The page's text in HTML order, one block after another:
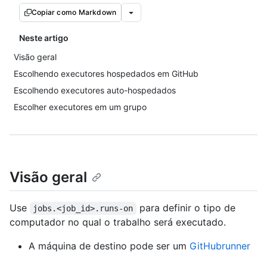
Copiar como Markdown
Neste artigo
Visão geral
Escolhendo executores hospedados em GitHub
Escolhendo executores auto-hospedados
Escolher executores em um grupo
Visão geral
Use jobs.<job_id>.runs-on
para definir o tipo de
computador no qual o trabalho será executado.
A máquina de destino pode ser um GitHubrunner